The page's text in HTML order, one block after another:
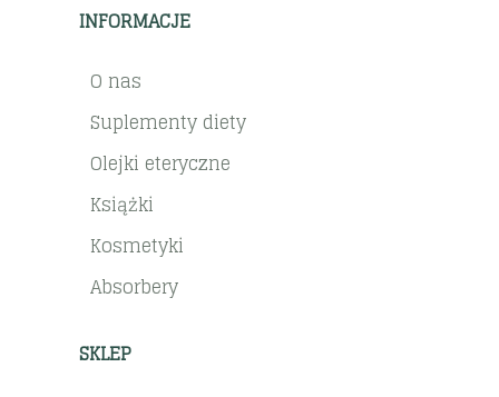
INFORMACJE
O nas
Suplementy diety
Olejki eteryczne
Książki
Kosmetyki
Absorbery
SKLEP